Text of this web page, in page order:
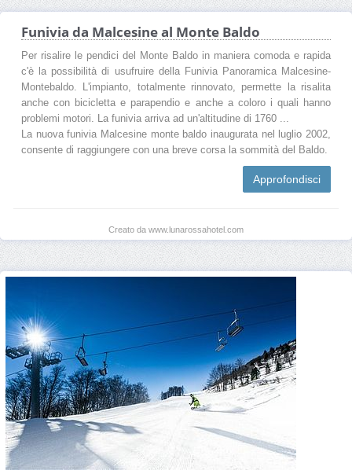
Funivia da Malcesine al Monte Baldo
Per risalire le pendici del Monte Baldo in maniera comoda e rapida
c'è la possibilità di usufruire della Funivia Panoramica Malcesine-
Montebaldo. L'impianto, totalmente rinnovato, permette la risalita
anche con bicicletta e parapendio e anche a coloro i quali hanno
problemi motori. La funivia arriva ad un'altitudine di 1760 ...
La nuova funivia Malcesine monte baldo inaugurata nel luglio 2002,
consente di raggiungere con una breve corsa la sommità del Baldo.
Approfondisci
Creato da www.lunarossahotel.com